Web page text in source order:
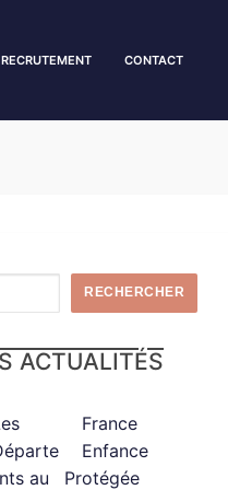
RECRUTEMENT CONTACT
RECHERCHER
ACTUALITÉS
au
France
Enfance
Protégée